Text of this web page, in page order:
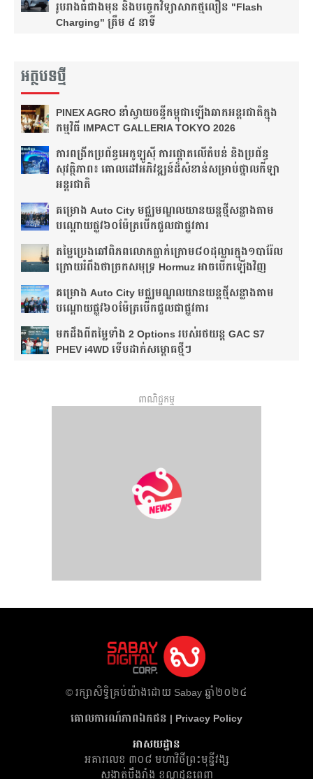
រូបរាងធំជាងមុន និងបច្ចេកវិទ្យាសាកថ្មលឿន "Flash
Charging" ត្រឹម ៥ នាទី
អត្ថបទថ្មី
PINEX AGRO នាំ​ស្វាយចន្ទី​កម្ពុជា​ឡើង​ឆាក​អន្តរជាតិ​​ក្នុង​
កម្មវិធី​ IMPACT GALLERIA TOKYO 2026
ការពង្រីកប្រព័ន្ធអេកូឡូស៊ី ការផ្តោតលើតំបន់ និងប្រព័ន្ធ
សុវត្ថិភាព៖ គោលដៅអភិវឌ្ឍន៍ដ៏សំខាន់សម្រាប់ថ្នាលកីឡា
អន្តរជាតិ
គម្រោង Auto City មជ្ឈមណ្ឌលយានយន្តថ្មីសន្លាង​តាម
បណ្តោយផ្លូវ​​៦០ម៉ែត្រ​បើកជួលជាផ្លូវការ
តម្លៃប្រេងឆៅពិភពលោកធ្លាក់ក្រោម៨០ដុល្លារក្នុង១បារ៉ែល
ក្រោយរំពឹងថា​ច្រកសមុទ្រ Hormuz អាចបើកឡើងវិញ
គម្រោង Auto City មជ្ឈមណ្ឌលយានយន្តថ្មីសន្លាង​តាម
បណ្តោយផ្លូវ​​៦០ម៉ែត្រ​បើកជួលជាផ្លូវការ
មកដឹងពីតម្លៃទាំង 2 Options របស់រថយន្ត GAC S7
PHEV i4WD ទើបដាក់សម្ពោធថ្មីៗ
ពាណិជ្ជកម្ម
​© រក្សា​សិទ្ធិ​គ្រប់​យ៉ាង​ដោយ​ Sabay ឆ្នាំ​២០២៤
គោលការណ៍​ភាព​ឯកជន | Privacy Policy
អាសយដ្ឋាន
អគារ​លេខ ៣០៨ មហាវិថីព្រះមុន្នីវង្ស
សង្កាត់បឹងរាំង ខណ្ឌដូនពេញ